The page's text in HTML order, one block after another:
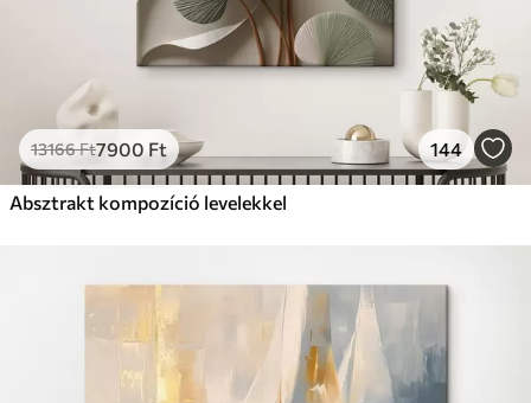
13166Ft7900 Ft 144
Absztrakt kompozíció levelekkel